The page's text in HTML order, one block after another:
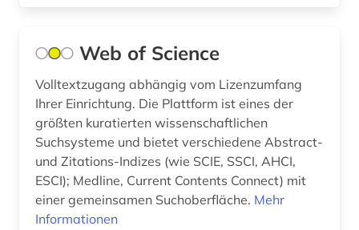
maschinenbau (2)
maschinenwesen (1)
mathematik (5)
matthias (1)
medienwissenschaft (3)
medizin (30)
Web of Science
Volltextzugang abhängig vom Lizenzumfang
Ihrer Einrichtung. Die Plattform ist eines der
größten kuratierten wissenschaftlichen
Suchsysteme und bietet verschiedene Abstract-
und Zitations-Indizes (wie SCIE, SSCI, AHCI,
ESCI); Medline, Current Contents Connect) mit
einer gemeinsamen Suchoberfläche. Mehr
Informationen